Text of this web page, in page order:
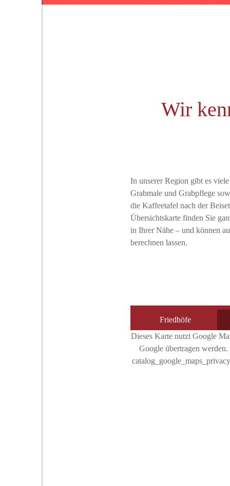
Wir
In unserer Region gibt es
Grabmale und Grabpflege
die Kaffeetafel nach der
Übersichtskarte finden Sie
in Ihrer Nähe – und können
berechnen lassen.
Friedhöfe
Dieses Karte nutzt Google
Google übertragen